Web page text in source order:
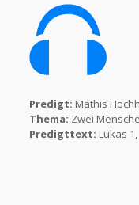
Predigt: Mathis
Thema: Zwei
Predigttext: Lukas